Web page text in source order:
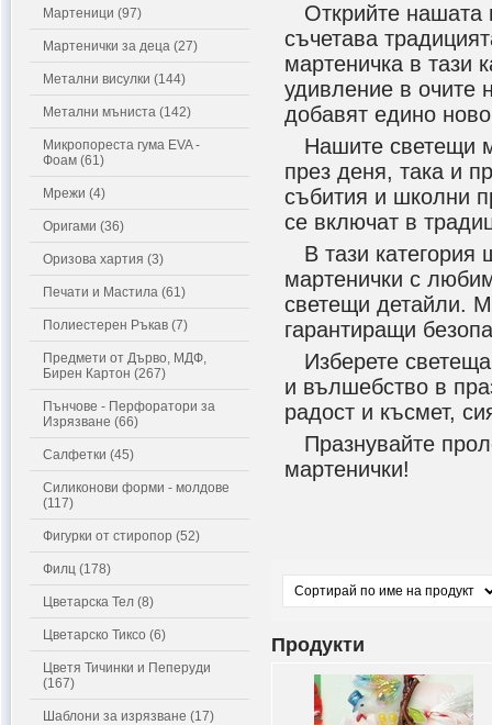
Мартеници (97)
Мартенички за деца (27)
Метални висулки (144)
Метални мъниста (142)
Микропореста гума EVA -
Фоам (61)
Мрежи (4)
Оригами (36)
Оризова хартия (3)
Печати и Мастила (61)
Полиестерен Ръкав (7)
Предмети от Дърво, МДФ,
Бирен Картон (267)
Пънчове - Перфоратори за
Изрязване (66)
Салфетки (45)
Силиконови форми - молдове
(117)
Фигурки от стиропор (52)
Филц (178)
Цветарска Тел (8)
Цветарско Тиксо (6)
Цветя Тичинки и Пеперуди
(167)
Шаблони за изрязване (17)
Открийте нашата
съчетава
мартеничка в тази
удивление в очите
добавят едино
Нашите светещи
през деня, така и
събития и школни
се включат в
В тази категория
мартенички с
светещи детайли.
гарантиращи
Изберете светеща
и вълшебство в
радост и късмет,
Празнувайте
мартенички!
Продукти